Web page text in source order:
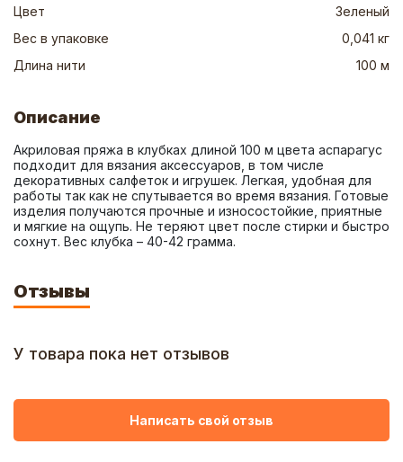
Цвет
Зеленый
Вес в упаковке
0,041 кг
Длина нити
100 м
Описание
Акриловая пряжа в клубках длиной 100 м цвета аспарагус
подходит для вязания аксессуаров, в том числе
декоративных салфеток и игрушек. Легкая, удобная для
работы так как не спутывается во время вязания. Готовые
изделия получаются прочные и износостойкие, приятные
и мягкие на ощупь. Не теряют цвет после стирки и быстро
сохнут. Вес клубка – 40-42 грамма.
Отзывы
У товара пока нет отзывов
Написать свой отзыв